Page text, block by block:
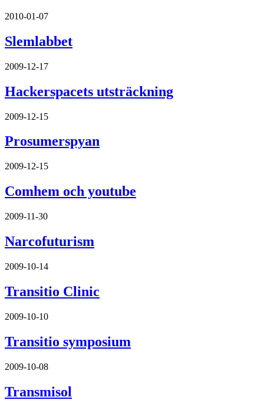
2010-01-07
Slemlabbet
2009-12-17
Hackerspacets utsträckning
2009-12-15
Prosumerspyan
2009-12-15
Comhem och youtube
2009-11-30
Narcofuturism
2009-10-14
Transitio Clinic
2009-10-10
Transitio symposium
2009-10-08
Transmisol